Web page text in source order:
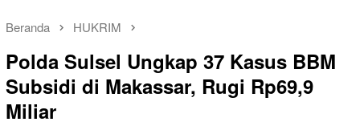
Beranda HUKRIM
Polda Sulsel Ungkap 37 Kasus BBM
Subsidi di Makassar, Rugi Rp69,9
Miliar